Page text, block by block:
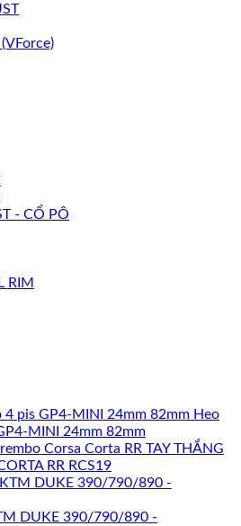
- CỔ PÔ
RIM
Heo
MINI 24mm 82mm
TAY THẮNG
RR RCS19
DUKE 390/790/890 -